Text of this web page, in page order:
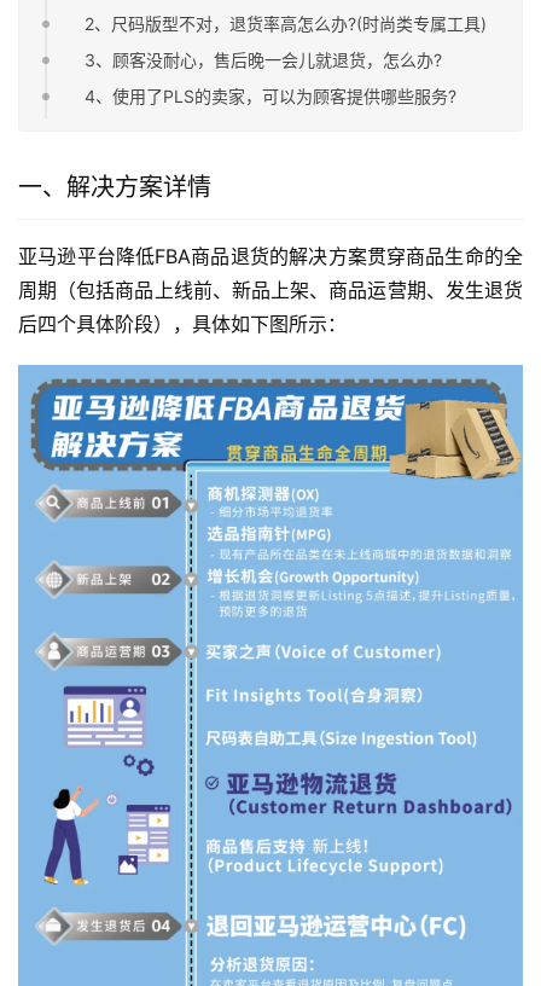
2、尺码版型不对，退货率高怎么办?(时尚类专属工具)
3、顾客没耐心，售后晚一会儿就退货，怎么办?
4、使用了PLS的卖家，可以为顾客提供哪些服务?
一、解决方案详情
亚马逊平台降低FBA商品退货的解决方案贯穿商品生命的全
周期（包括商品上线前、新品上架、商品运营期、发生退货
后四个具体阶段），具体如下图所示：